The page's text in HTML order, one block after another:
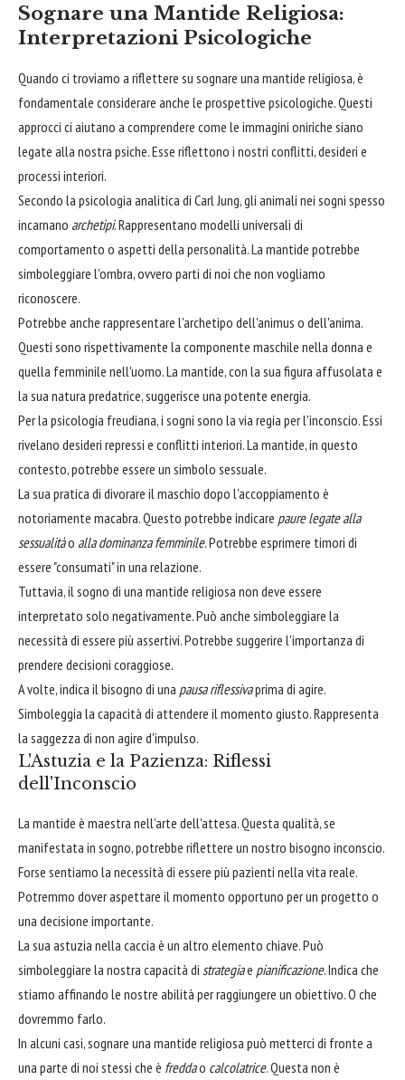
Sognare una Mantide Religiosa:
Interpretazioni Psicologiche
Quando ci troviamo a riflettere su sognare una mantide religiosa, è
fondamentale considerare anche le prospettive psicologiche. Questi
approcci ci aiutano a comprendere come le immagini oniriche siano
legate alla nostra psiche. Esse riflettono i nostri conflitti, desideri e
processi interiori.
Secondo la psicologia analitica di Carl Jung, gli animali nei sogni spesso
incarnano archetipi. Rappresentano modelli universali di
comportamento o aspetti della personalità. La mantide potrebbe
simboleggiare l'ombra, ovvero parti di noi che non vogliamo
riconoscere.
Potrebbe anche rappresentare l'archetipo dell'animus o dell'anima.
Questi sono rispettivamente la componente maschile nella donna e
quella femminile nell'uomo. La mantide, con la sua figura affusolata e
la sua natura predatrice, suggerisce una potente energia.
Per la psicologia freudiana, i sogni sono la via regia per l'inconscio. Essi
rivelano desideri repressi e conflitti interiori. La mantide, in questo
contesto, potrebbe essere un simbolo sessuale.
La sua pratica di divorare il maschio dopo l'accoppiamento è
notoriamente macabra. Questo potrebbe indicare paure legate alla
sessualitào alla dominanza femminile. Potrebbe esprimere timori di
essere "consumati" in una relazione.
Tuttavia, il sogno di una mantide religiosa non deve essere
interpretato solo negativamente. Può anche simboleggiare la
necessità di essere più assertivi. Potrebbe suggerire l'importanza di
prendere decisioni coraggiose.
A volte, indica il bisogno di una pausa riflessivaprima di agire.
Simboleggia la capacità di attendere il momento giusto. Rappresenta
la saggezza di non agire d'impulso.
L'Astuzia e la Pazienza: Riflessi
dell'Inconscio
La mantide è maestra nell'arte dell'attesa. Questa qualità, se
manifestata in sogno, potrebbe riflettere un nostro bisogno inconscio.
Forse sentiamo la necessità di essere più pazienti nella vita reale.
Potremmo dover aspettare il momento opportuno per un progetto o
una decisione importante.
La sua astuzia nella caccia è un altro elemento chiave. Può
simboleggiare la nostra capacità di strategiae pianificazione. Indica che
stiamo affinando le nostre abilità per raggiungere un obiettivo. O che
dovremmo farlo.
In alcuni casi, sognare una mantide religiosa può metterci di fronte a
una parte di noi stessi che è freddao calcolatrice. Questa non è